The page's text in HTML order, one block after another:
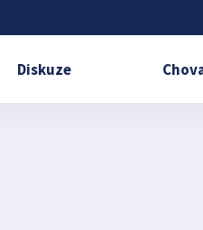
Diskuze